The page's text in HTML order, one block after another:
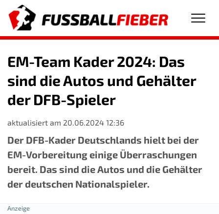
EM-Team Kader 2024: Das
sind die Autos und Gehälter
der DFB-Spieler
aktualisiert am 20.06.2024 12:36
Der DFB-Kader Deutschlands hielt bei der
EM-Vorbereitung einige Überraschungen
bereit. Das sind die Autos und die Gehälter
der deutschen Nationalspieler.